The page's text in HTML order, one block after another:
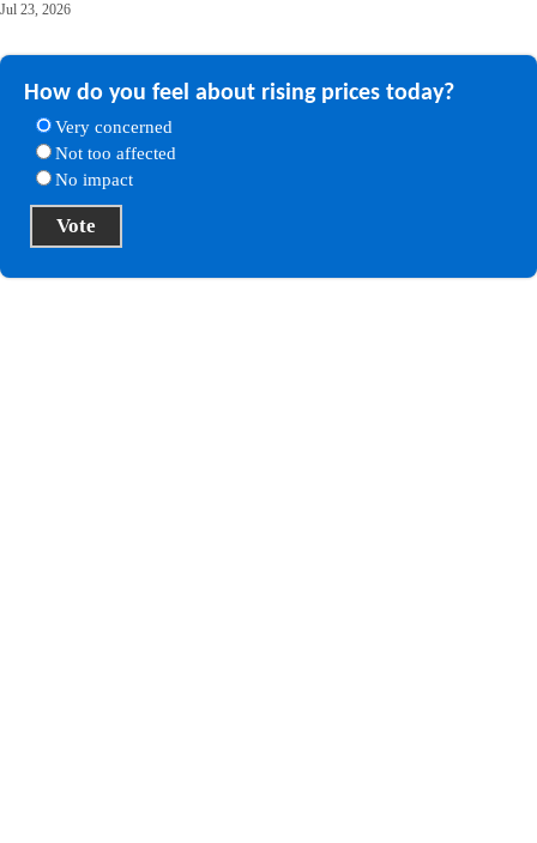
Jul 23, 2026
How do you feel about rising prices today?
Very concerned
Not too affected
No impact